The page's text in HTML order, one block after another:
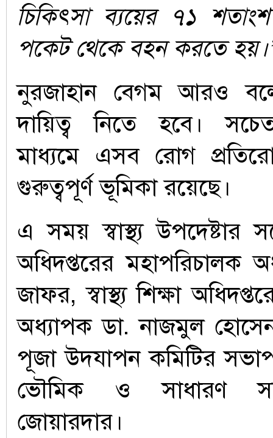
চিকিৎসা ব্যয়ের ৭১
পকেট থেকে বহন করতে
নুরজাহান বেগম আরও
দায়িত্ব নিতে হবে।
মাধ্যমে এসব রোগ
গুরুত্বপূর্ণ ভূমিকা রয়েছে।
এ সময় স্বাস্থ্য উপদেষ্টার
অধিদপ্তরের মহাপরিচালক
জাফর, স্বাস্থ্য শিক্ষা
অধ্যাপক ডা. নাজমুল
পূজা উদযাপন কমিটির
ভৌমিক ও সাধারণ
জোয়ারদার।